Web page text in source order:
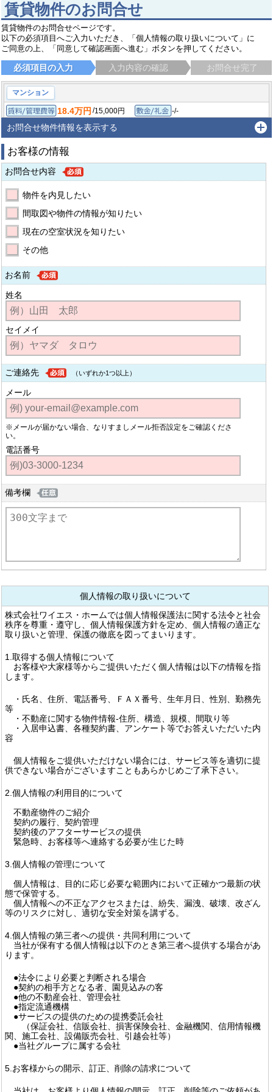
賃貸物件のお問合せ
賃貸物件のお問合せページです。
以下の必須項目へご入力いただき、「個人情報の取り扱いについて」に
ご同意の上、「同意して確認画面へ進む」ボタンを押してください。
必須項目の入力 入力内容の確認 お問合せ完了
マンション
賃料/管理費等
18.4万円 /15,000円
-/-
保証金/敷引/償却金
-/-/-
築年月
2025年11月
杉並区井草西武新宿線 上井草駅
お問合せ物件情報を表示する
お客様の情報
お問合せ内容
物件を内見したい
間取図や物件の情報が知りたい
現在の空室状況を知りたい
その他
お名前
姓名
セイメイ
ご連絡先 （いずれか1つ以上）
メール
※メールが届かない場合、なりすましメール拒否設定をご確認くださ
い。
電話番号
備考欄
個人情報の取り扱いについて
株式会社ワイエス・ホームでは個人情報保護法に関する法令と社会
秩序を尊重・遵守し、個人情報保護方針を定め、個人情報の適正な
取り扱いと管理、保護の徹底を図ってまいります。
1.取得する個人情報について
お客様や大家様等からご提供いただく個人情報は以下の情報を指
します。
・氏名、住所、電話番号、ＦＡＸ番号、生年月日、性別、勤務先
等
・不動産に関する物件情報-住所、構造、規模、間取り等
・入居申込書、各種契約書、アンケート等でお答えいただいた内
容
個人情報をご提供いただけない場合には、サービス等を適切に提
供できない場合がございますこともあらかじめご了承下さい。
2.個人情報の利用目的について
不動産物件のご紹介
契約の履行、契約管理
契約後のアフターサービスの提供
緊急時、お客様等へ連絡する必要が生じた時
3.個人情報の管理について
個人情報は、目的に応じ必要な範囲内において正確かつ最新の状
態で保管する。
個人情報への不正なアクセスまたは、紛失、漏洩、破壊、改ざん
等のリスクに対し、適切な安全対策を講ずる。
4.個人情報の第三者への提供・共同利用について
当社が保有する個人情報は以下のとき第三者へ提供する場合があ
ります。
●法令により必要と判断される場合
●契約の相手方となる者、園見込みの客
●他の不動産会社、管理会社
●指定流通機構
●サービスの提供のための提携委託会社
（保証会社、信販会社、損害保険会社、金融機関、信用情報機
関、施工会社、設備販売会社、引越会社等）
●当社グループに属する会社
5.お客様からの開示、訂正、削除の請求について